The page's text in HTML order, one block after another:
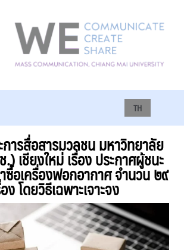
TH
ารสื่อสารมวลชน มหาวิทยาลัย
เชียงใหม่ เรื่อง ประกาศผู้ชนะ
ซื้อเครื่องฟอกอากาศ จำนวน ๒๙
ง โดยวิธีเฉพาะเจาะจง